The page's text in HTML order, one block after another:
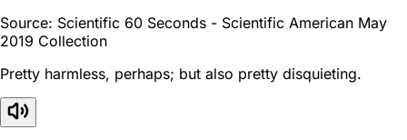
Source: Scientific 60 Seconds - Scientific American May
2019 Collection
Pretty harmless, perhaps; but also pretty disquieting.